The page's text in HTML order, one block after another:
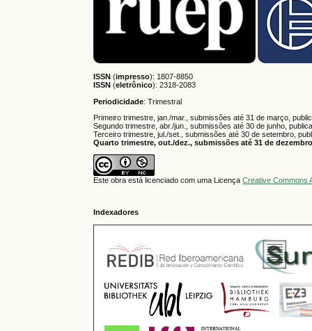
ISSN (impresso): 1807-8850
ISSN (eletrônico):2318-2083
Periodicidade: Trimestral
Primeiro trimestre, jan./mar., submissões até 31 de março,
Segundo trimestre, abr./jun., submissões até 30 de junho,
Terceiro trimestre, jul./set., submissões até 30 de setembro,
Quarto trimestre, out./dez., submissões até 31 de
Este obra está licenciado com uma LicençaCreative Commons
Indexadores